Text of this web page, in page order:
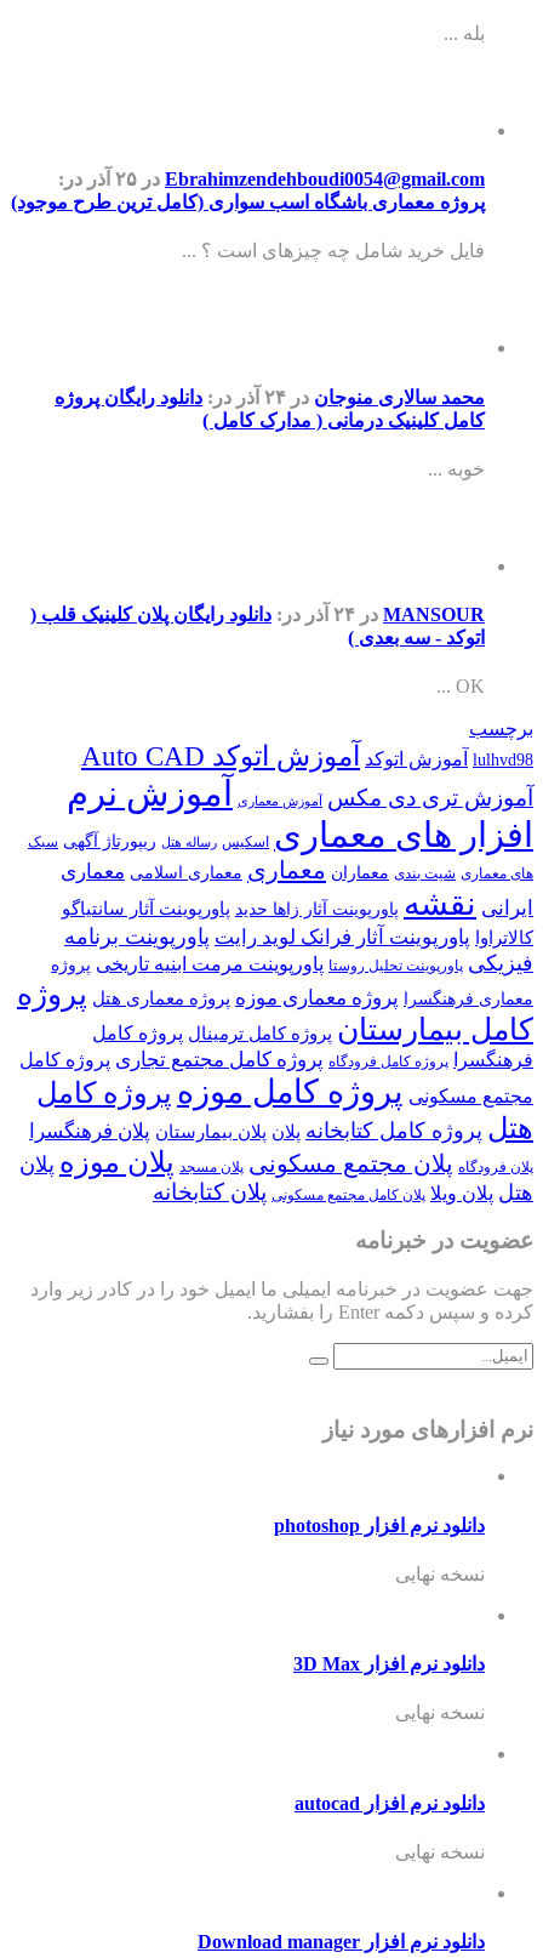
بله ...
Ebrahimzendehboudi0054@gmail.com در ۲۵ آذر
در:
پروژه معماری باشگاه اسب سواری (کامل ترین طرح موجود)
فایل خرید شامل چه چیزهای است ؟ ...
محمد سالاری منوجان در ۲۴ آذر در: دانلود رایگان پروژه
کامل کلینیک درمانی ( مدارک کامل )
خوبه ...
MANSOUR در ۲۴ آذر در: دانلود رایگان پلان کلینیک قلب (
اتوکد - سه بعدی )
OK ...
برچسب
lulhvd98 آموزش اتوکد آموزش اتوکد Auto CAD
آموزش تری دی مکس آموزش معماری
آموزش نرم
افزار های معماری اسکیس رساله هتل ریپورتاژ آگهی سبک
های معماری شیت بندی معماران معماری معماری اسلامی معماری
ایرانی نقشه پاورپوینت آثار زاها حدید پاورپوینت آثار سانتیاگو
کالاتراوا پاورپوینت آثار فرانک لوید رایت پاورپوینت برنامه
فیزیکی پاورپوینت تحلیل روستا پاورپوینت مرمت ابنیه تاریخی پروژه
معماری فرهنگسرا پروژه معماری موزه پروژه معماری هتل پروژه
کامل بیمارستان پروژه کامل ترمینال پروژه کامل
فرهنگسرا
پروژه کامل فرودگاه پروژه کامل مجتمع تجاری پروژه کامل
مجتمع مسکونی پروژه کامل موزه پروژه کامل
هتل پروژه کامل کتابخانه پلان پلان بیمارستان پلان فرهنگسرا
پلان فرودگاه پلان مجتمع مسکونی پلان مسجد پلان موزه پلان
هتل پلان ویلا پلان کامل مجتمع مسکونی پلان کتابخانه
عضویت در خبرنامه
جهت عضویت در خبرنامه ایمیلی ما ایمیل خود را در کادر زیر وارد
کرده و سپس دکمه Enter را بفشارید.
نرم افزارهای مورد نیاز
دانلود نرم افزار photoshop
نسخه نهایی
دانلود نرم افزار 3D Max
نسخه نهایی
دانلود نرم افزار autocad
نسخه نهایی
دانلود نرم افزار Download manager